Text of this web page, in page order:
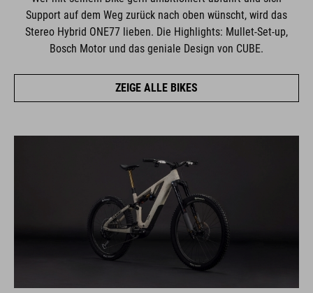
Support auf dem Weg zurück nach oben wünscht, wird das
Stereo Hybrid ONE77 lieben. Die Highlights: Mullet-Set-up,
Bosch Motor und das geniale Design von CUBE.
ZEIGE ALLE BIKES